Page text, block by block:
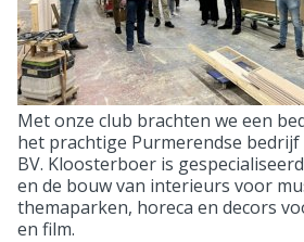
Met onze club brachten we een
het prachtige Purmerendse
BV. Kloosterboer is
en de bouw van interieurs voor
themaparken, horeca en decors
en film.